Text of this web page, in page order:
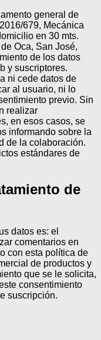
general de
679, Mecánica
en 30 mts.
Oca, San José,
de los datos
y suscriptores.
ni cede datos de
al usuario, ni lo
previo. Sin
realizar
en esos casos, se
informando sobre la
de la colaboración.
estándares de
de
datos es: el
comentarios en
con esta política de
de productos y
que se le solicita,
consentimiento
suscripción.